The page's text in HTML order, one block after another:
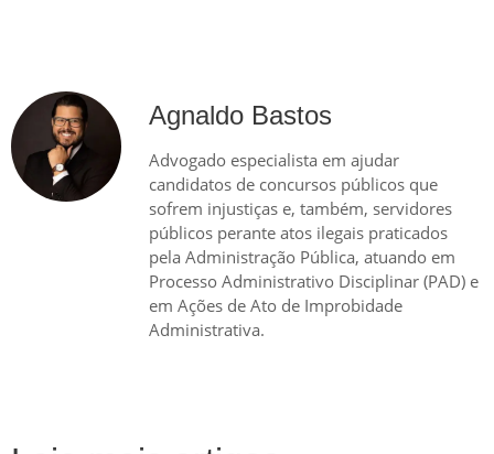
Agnaldo Bastos
Advogado especialista em ajudar
candidatos de concursos públicos que
sofrem injustiças e, também, servidores
públicos perante atos ilegais praticados
pela Administração Pública, atuando em
Processo Administrativo Disciplinar (PAD) e
em Ações de Ato de Improbidade
Administrativa.